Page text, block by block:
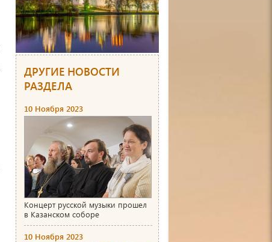
ДРУГИЕ НОВОСТИ
РАЗДЕЛА
10 Ноября 2023
Концерт русской музыки прошел
в Казанском соборе
10 Ноября 2023